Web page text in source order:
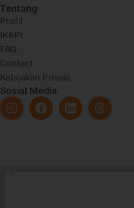
Tentang
Profil
IKAPI
FAQ
Contact
Kebijakan Privasi
Sosial Media
I
n
r
F
a
L
i
T
h